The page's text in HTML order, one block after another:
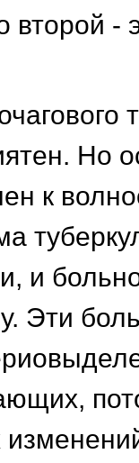
-
Но
к
и
Эти